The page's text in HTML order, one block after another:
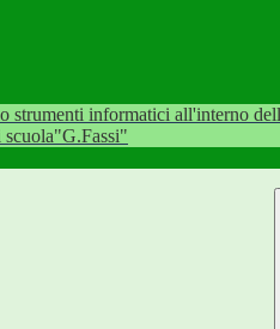
strumenti informatici all'interno
scuola"G.Fassi"